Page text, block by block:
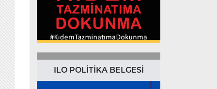
ILO POLİTİKA BELGESİ